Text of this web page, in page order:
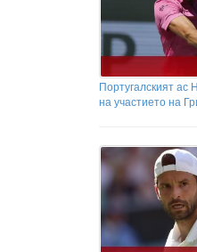
Португалският
на участието на